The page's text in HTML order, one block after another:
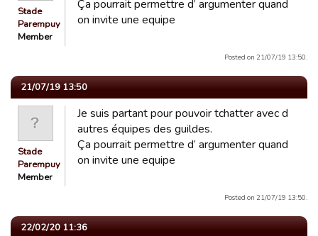
Stade
Parempuyre
Member
Ça pourrait permettre d’ argumenter quand
on invite une equipe
Posted on 21/07/19 13:50.
21/07/19 13:50
Stade
Parempuyre
Member
Je suis partant pour pouvoir tchatter avec d
autres équipes des guildes.
Ça pourrait permettre d’ argumenter quand
on invite une equipe
Posted on 21/07/19 13:50.
22/02/20 11:36